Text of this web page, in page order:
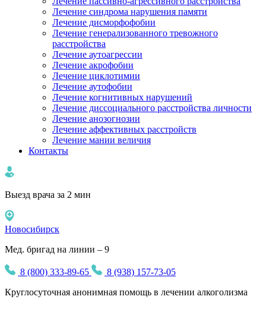
Лечение синдрома нарушения памяти
Лечение дисморфофобии
Лечение генерализованного тревожного
расстройства
Лечение аутоагрессии
Лечение акрофобии
Лечение циклотимии
Лечение аутофобии
Лечение когнитивных нарушений
Лечение диссоциального расстройства личности
Лечение анозогнозии
Лечение аффективных расстройств
Лечение мании величия
Контакты
Выезд врача за 2 мин
Новосибирск
Мед. бригад на линии – 9
8 (800) 333-89-65
8 (938) 157-73-05
Круглосуточная анонимная помощь в лечении алкоголизма